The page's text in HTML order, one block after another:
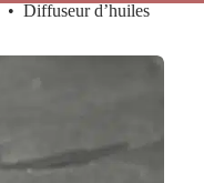
• Diffuseur d’huiles